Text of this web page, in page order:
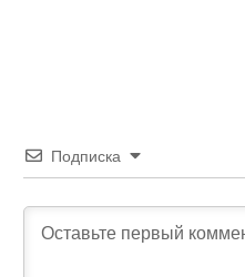
Подписка